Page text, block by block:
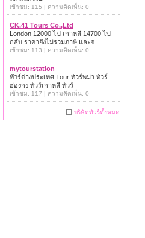
เข้าชม: 115 | ความคิดเห็น: 0
CK.41 Tours Co.,Ltd
London 12000 ไป เกาหลี 14700 ไป
กลับ ราคายังไม่รวมภาษี และจ
เข้าชม: 113 | ความคิดเห็น: 0
mytourstation
ทัวร์ต่างประเทศ Tour ทัวร์พม่า ทัวร์
ฮ่องกง ทัวร์เกาหลี ทัวร์
เข้าชม: 117 | ความคิดเห็น: 0
บริษัททัวร์ทั้งหมด